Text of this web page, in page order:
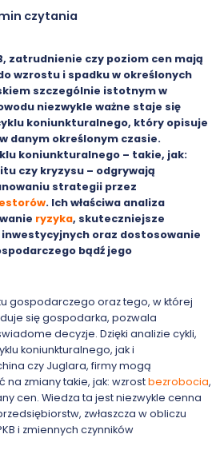
min czytania
zatrudnienie czy poziom cen mają
wzrostu i spadku w określonych
szczególnie istotnym w
niezwykle ważne staje się
koniunkturalnego, który opisuje
danym określonym czasie.
koniunkturalnego – takie, jak:
czy kryzysu – odgrywają
strategii przez
. Ich właściwa analiza
ryzyka, skuteczniejsze
inwestycyjnych oraz dostosowanie
bądź jego
gospodarczego oraz tego, w której
się gospodarka, pozwala
decyzje. Dzięki analizie cykli,
koniunkturalnego, jak i
czy Juglara, firmy mogą
zmiany takie, jak: wzrostbezrobocia,
cen. Wiedza ta jest niezwykle cenna
zwłaszcza w obliczu
i zmiennych czynników